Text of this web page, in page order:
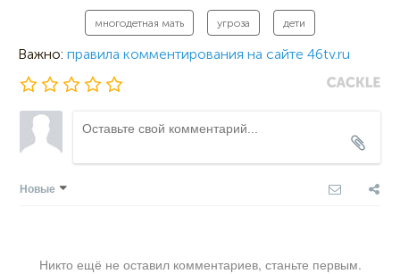
многодетная мать угроза дети
Важно: правила комментирования на сайте 46tv.ru
Новые
Никто ещё не оставил комментариев, станьте первым.